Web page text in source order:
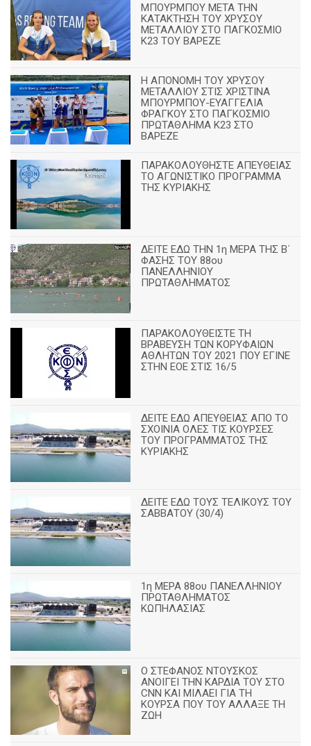
ΜΠΟΥΡΜΠΟΥ ΜΕΤΑ ΤΗΝ
ΚΑΤΑΚΤΗΣΗ ΤΟΥ ΧΡΥΣΟΥ
ΜΕΤΑΛΛΙΟΥ ΣΤΟ ΠΑΓΚΟΣΜΙΟ
Κ23 ΤΟΥ ΒΑΡΕΖΕ
Η ΑΠΟΝΟΜΗ ΤΟΥ ΧΡΥΣΟΥ
ΜΕΤΑΛΛΙΟΥ ΣΤΙΣ ΧΡΙΣΤΙΝΑ
ΜΠΟΥΡΜΠΟΥ-ΕΥΑΓΓΕΛΙΑ
ΦΡΑΓΚΟΥ ΣΤΟ ΠΑΓΚΟΣΜΙΟ
ΠΡΩΤΑΘΛΗΜΑ Κ23 ΣΤΟ
ΒΑΡΕΖΕ
ΠΑΡΑΚΟΛΟΥΘΗΣΤΕ ΑΠΕΥΘΕΙΑΣ
ΤΟ ΑΓΩΝΙΣΤΙΚΟ ΠΡΟΓΡΑΜΜΑ
ΤΗΣ ΚΥΡΙΑΚΗΣ
ΔΕΙΤΕ ΕΔΩ ΤΗΝ 1η ΜΕΡΑ ΤΗΣ Β΄
ΦΑΣΗΣ ΤΟΥ 88ου
ΠΑΝΕΛΛΗΝΙΟΥ
ΠΡΩΤΑΘΛΗΜΑΤΟΣ
ΠΑΡΑΚΟΛΟΥΘΕΙΣΤΕ ΤΗ
ΒΡΑΒΕΥΣΗ ΤΩΝ ΚΟΡΥΦΑΙΩΝ
ΑΘΛΗΤΩΝ ΤΟΥ 2021 ΠΟΥ ΕΓΙΝΕ
ΣΤΗΝ ΕΟΕ ΣΤΙΣ 16/5
ΔΕΙΤΕ ΕΔΩ ΑΠΕΥΘΕΙΑΣ ΑΠΟ ΤΟ
ΣΧΟΙΝΙΑ ΟΛΕΣ ΤΙΣ ΚΟΥΡΣΕΣ
ΤΟΥ ΠΡΟΓΡΑΜΜΑΤΟΣ ΤΗΣ
ΚΥΡΙΑΚΗΣ
ΔΕΙΤΕ ΕΔΩ ΤΟΥΣ ΤΕΛΙΚΟΥΣ ΤΟΥ
ΣΑΒΒΑΤΟΥ (30/4)
1η ΜΕΡΑ 88ου ΠΑΝΕΛΛΗΝΙΟΥ
ΠΡΩΤΑΘΛΗΜΑΤΟΣ
ΚΩΠΗΛΑΣΙΑΣ
Ο ΣΤΕΦΑΝΟΣ ΝΤΟΥΣΚΟΣ
ΑΝΟΙΓΕΙ ΤΗΝ ΚΑΡΔΙΑ ΤΟΥ ΣΤΟ
CNN ΚΑΙ ΜΙΛΑΕΙ ΓΙΑ ΤΗ
ΚΟΥΡΣΑ ΠΟΥ ΤΟΥ ΑΛΛΑΞΕ ΤΗ
ΖΩΗ